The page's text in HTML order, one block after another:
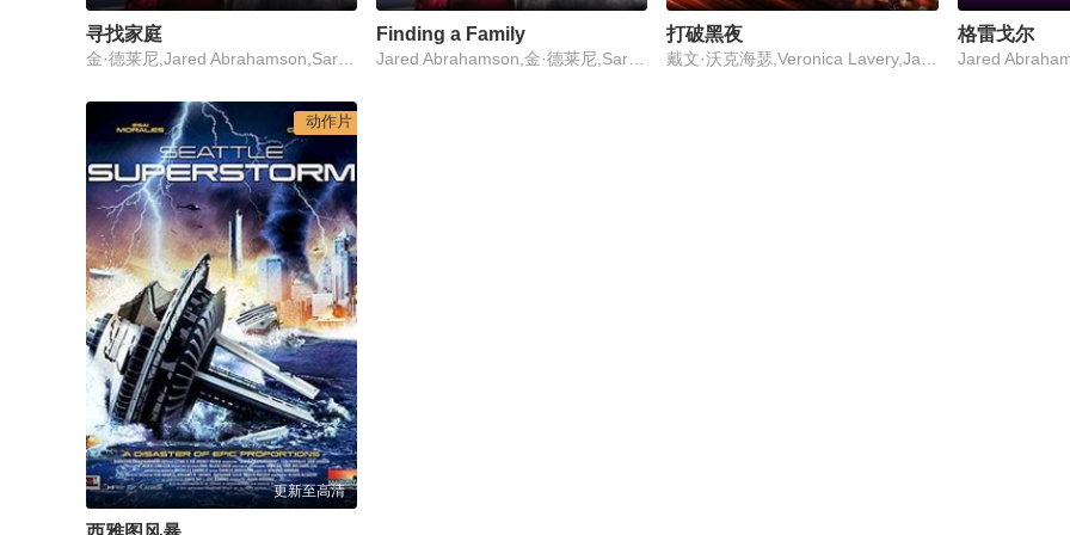
寻找家庭 Finding a Family 打破黑夜 格雷戈尔
动作片
更新至高清